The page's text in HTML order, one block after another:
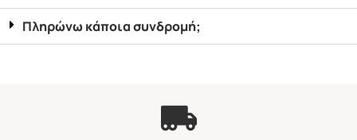
Πληρώνω κάποια συνδρομή;